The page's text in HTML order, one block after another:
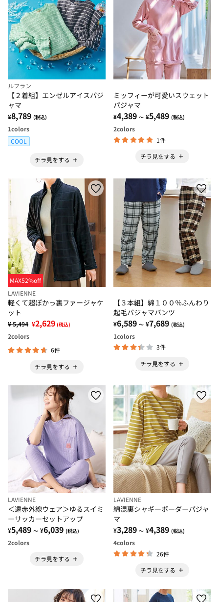
ルフラン
【２着組】エンゼルアイスパジ
ャマ
¥8,789 (税込)
1colors
COOL
チラ見をする
ミッフィーが可愛いスウェット
パジャマ
¥4,389 ～ ¥5,489 (税込)
2colors
1件
チラ見をする
MAX52%off
LAVIENNE
軽くて超ぽかっ裏ファージャケ
ット
¥ 5,494 ¥2,629 (税込)
2colors
6件
チラ見をする
【３本組】綿１００％ふんわり
起毛パジャマパンツ
¥6,589 ～ ¥7,689 (税込)
1colors
3件
チラ見をする
LAVIENNE
＜遠赤外線ウェア＞ゆるスイミ
ーサッカーセットアップ
¥5,489 ～ ¥6,039 (税込)
2colors
チラ見をする
LAVIENNE
綿混裏シャギーボーダーパジャ
マ
¥3,289 ～ ¥4,389 (税込)
4colors
26件
チラ見をする